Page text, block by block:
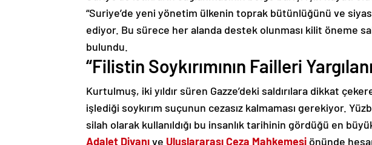
“Suriye’de yeni yönetim ülkenin toprak bütünlüğünü ve
ediyor. Bu sürece her alanda destek olunması kilit öneme
bulundu.
“Filistin Soykırımının Failleri
Kurtulmuş, iki yıldır süren Gazze’deki saldırılara dikkat
işlediği soykırım suçunun cezasız kalmaması gerekiyor.
silah olarak kullanıldığı bu insanlık tarihinin gördüğü en
Adalet Divanıve Uluslararası Ceza Mahkemesi önünde